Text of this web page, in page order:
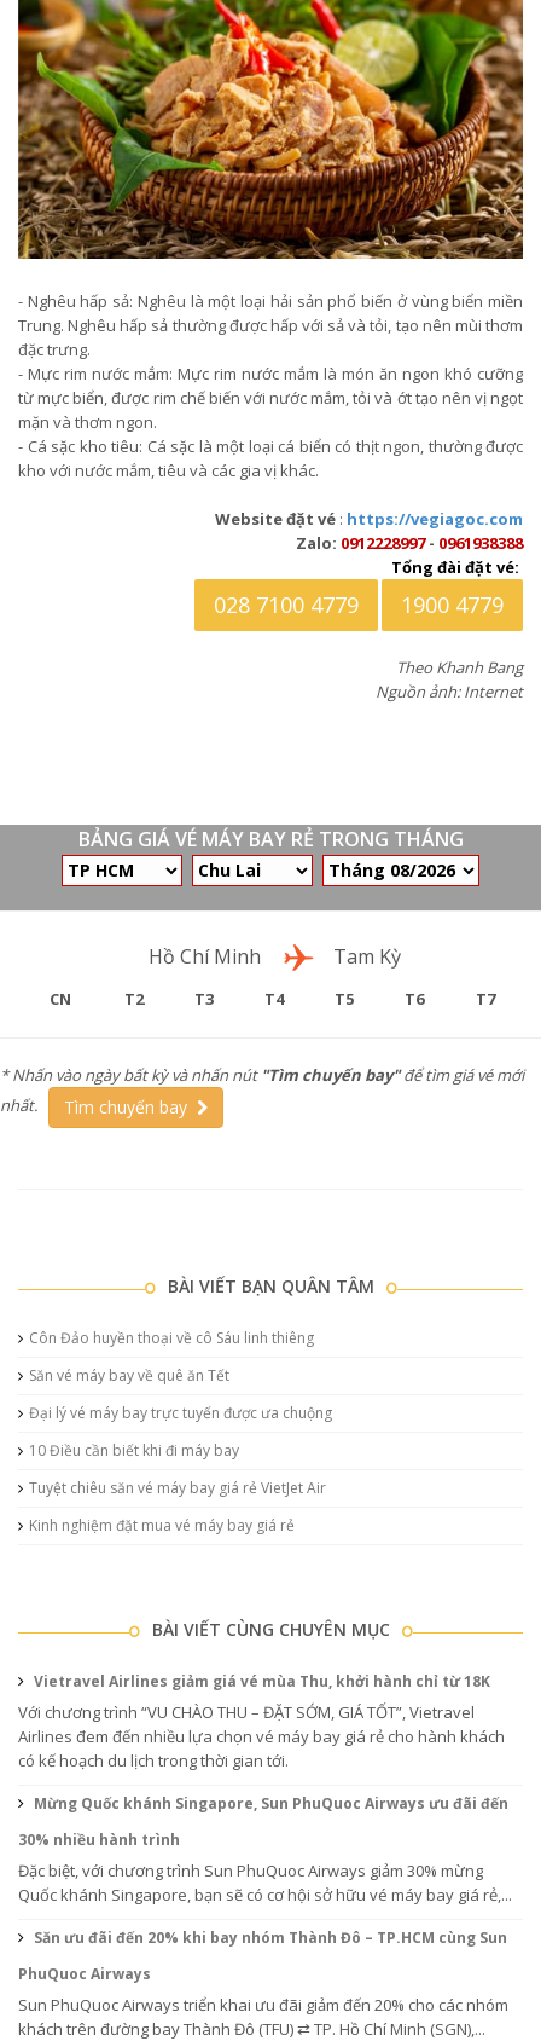
- Nghêu hấp sả: Nghêu là một loại hải sản phổ biến ở vùng biển miền
Trung. Nghêu hấp sả thường được hấp với sả và tỏi, tạo nên mùi thơm
đặc trưng.
- Mực rim nước mắm: Mực rim nước mắm là món ăn ngon khó cưỡng
từ mực biển, được rim chế biến với nước mắm, tỏi và ớt tạo nên vị ngọt
mặn và thơm ngon.
- Cá sặc kho tiêu: Cá sặc là một loại cá biển có thịt ngon, thường được
kho với nước mắm, tiêu và các gia vị khác.
Website đặt vé : https://vegiagoc.com
Zalo: 0912228997- 0961938388
Tổng đài đặt vé:
028 7100 4779 1900 4779
Theo Khanh Bang
Nguồn ảnh: Internet
BẢNG GIÁ VÉ MÁY BAY RẺ TRONG THÁNG
Hồ Chí Minh Tam Kỳ
CN T2 T3 T4 T5 T6 T7
* Nhấn vào ngày bất kỳ và nhấn nút "Tìm chuyến bay"để tìm giá vé mới
nhất.
Tìm chuyến bay
BÀI VIẾT BẠN QUÂN TÂM
Côn Đảo huyền thoại về cô Sáu linh thiêng
Săn vé máy bay về quê ăn Tết
Đại lý vé máy bay trực tuyến được ưa chuộng
10 Điều cần biết khi đi máy bay
Tuyệt chiêu săn vé máy bay giá rẻ VietJet Air
Kinh nghiệm đặt mua vé máy bay giá rẻ
BÀI VIẾT CÙNG CHUYÊN MỤC
Vietravel Airlines giảm giá vé mùa Thu, khởi hành chỉ từ 18K
Với chương trình “VU CHÀO THU – ĐẶT SỚM, GIÁ TỐT”, Vietravel
Airlines đem đến nhiều lựa chọn vé máy bay giá rẻ cho hành khách
có kế hoạch du lịch trong thời gian tới.
Mừng Quốc khánh Singapore, Sun PhuQuoc Airways ưu đãi đến
30% nhiều hành trình
Đặc biệt, với chương trình Sun PhuQuoc Airways giảm 30% mừng
Quốc khánh Singapore, bạn sẽ có cơ hội sở hữu vé máy bay giá rẻ,...
Săn ưu đãi đến 20% khi bay nhóm Thành Đô – TP.HCM cùng Sun
PhuQuoc Airways
Sun PhuQuoc Airways triển khai ưu đãi giảm đến 20% cho các nhóm
khách trên đường bay Thành Đô (TFU) ⇄ TP. Hồ Chí Minh (SGN),...